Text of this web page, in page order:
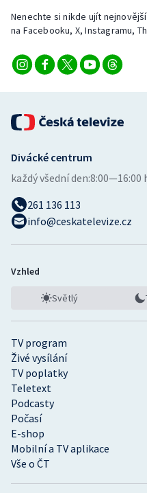
Nenechte si nikde ujít
na Facebooku, X, Instagramu,
TV program
Živé vysílání
TV poplatky
Teletext
Podcasty
Počasí
E-shop
Mobilní a TV aplikace
Vše o ČT
Divácké centrum
každý všední den:8:00—16:00
261 136 113
info@ceskatelevize.cz
Vzhled
Světlý